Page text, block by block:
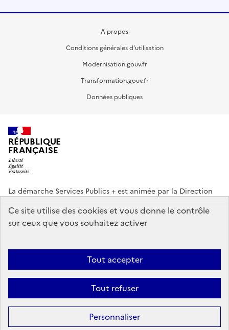
A propos
Conditions générales d’utilisation
Modernisation.gouv.fr
Transformation.gouv.fr
Données publiques
RÉPUBLIQUE
FRANÇAISE
La démarche Services Publics + est animée par la Direction
info.gouv.fr service-public.gouv.fr
legifrance.gouv.fr
data.gouv.fr
Footer
menu
Plan du site Accessibilité partiellement conforme
Mentions légales
Données personnelles
Gestion des cookies
Sauf mention contraire, tous les textes de ce site sont sous
Ce site utilise des cookies et vous donne le contrôle
sur ceux que vous souhaitez activer
Tout accepter
Tout refuser
Personnaliser